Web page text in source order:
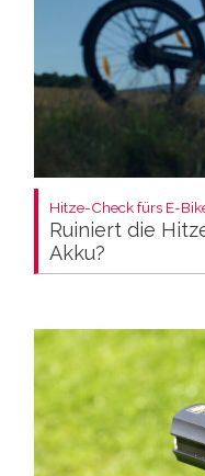
Hitze-Check fürs E-
Ruiniert die
Akku?